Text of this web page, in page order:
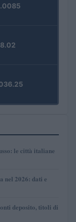
le città italiane
nel 2026: dati e
deposito, titoli di